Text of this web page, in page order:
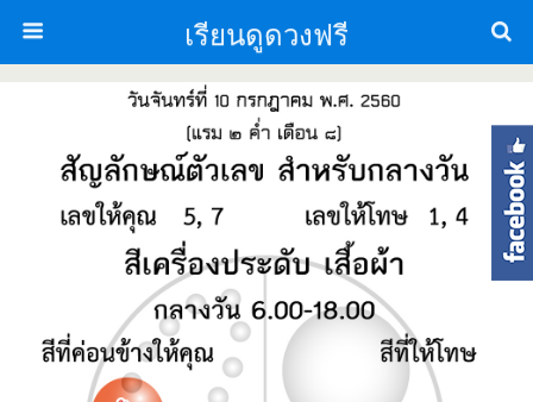
เรียนดูดวงฟรี